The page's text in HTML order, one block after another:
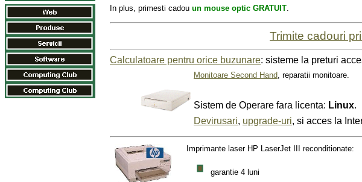
In plus, primesti cadou un mouse optic GRATUIT.
Trimite cadouri
Calculatoare pentru orice buzunare: sisteme la preturi
Monitoare Second Hand, reparatii monitoare.
Sistem de Operare fara licenta: Linux.
Devirusari, upgrade-uri, si acces la
Imprimante laser HP LaserJet III reconditionate:
garantie 4 luni